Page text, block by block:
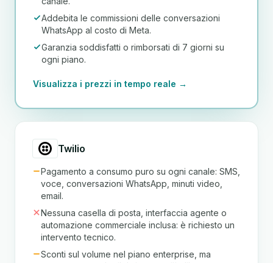
Addebita le commissioni delle conversazioni
WhatsApp al costo di Meta.
Garanzia soddisfatti o rimborsati di 7 giorni su
ogni piano.
Visualizza i prezzi in tempo reale →
Twilio
Pagamento a consumo puro su ogni canale: SMS,
voce, conversazioni WhatsApp, minuti video,
email.
Nessuna casella di posta, interfaccia agente o
automazione commerciale inclusa: è richiesto un
intervento tecnico.
Sconti sul volume nel piano enterprise, ma